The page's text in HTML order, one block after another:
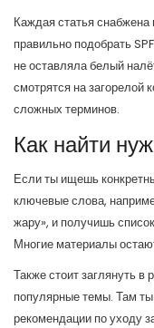
Каждая статья снабжена
правильно подобрать
не оставляла белый
смотрятся на загорелой
сложных терминов.
Как найти
Если ты ищешь
ключевые слова,
жару», и получишь
Многие материалы
Также стоит заглянуть
популярные темы. Там ты
рекомендации по уходу